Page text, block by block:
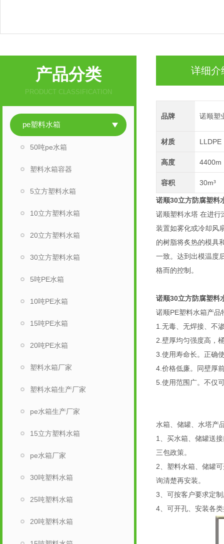
产品分类
PRODUCT CLASSIFICATION
pe塑料水箱
50吨pe水箱
塑料水箱容器
5立方塑料水箱
10立方塑料水箱
20立方塑料水箱
30立方塑料水箱
5吨PE水箱
10吨PE水箱
15吨PE水箱
20吨PE水箱
塑料水箱厂家
塑料水箱生产厂家
pe水箱生产厂家
15立方塑料水箱
pe水箱厂家
30吨塑料水箱
25吨塑料水箱
20吨塑料水箱
详细介
品牌 诺顺塑
材质 LLDPE
高度 4400m
容积 30m³
诺顺30立方防腐塑料
诺顺塑料水塔 在进行
装置如雾化或冷却风
的树脂将炙热的模具
一致。达到出模温度
格而的控制。
诺顺30立方防腐塑料
诺顺PE塑料水箱产品
1.无毒、无焊接、不
2.壁厚均匀强度高，
3.使用寿命长。正确
4.价格低廉。同壁厚
5.使用范围广。不仅
水箱、储罐、水塔产
1、买水箱、储罐送
三包政策。
2、塑料水箱、储罐
询清楚再安装。
3、可按客户要求定
4、可开孔、安装各